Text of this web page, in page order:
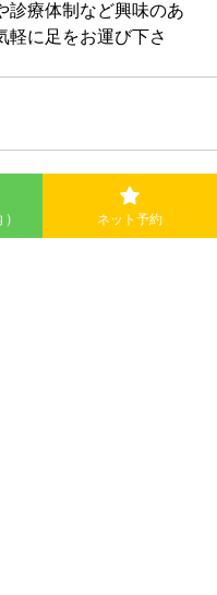
診療体制など興味のあ
軽に足をお運び下さ
すべて表示
) ネット予約